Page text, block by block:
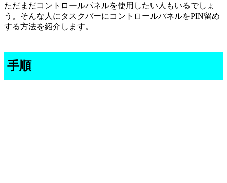
ただまだコントロールパネルを使用したい人もいるでしょ
う。そんな人にタスクバーにコントロールパネルをPIN留め
する方法を紹介します。
手順